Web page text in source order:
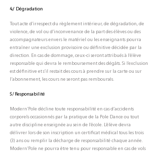
4/ Dégradation
Tout acte d’irrespect du règlement intérieur, de dégradation, de
violence, de vol ou d’inconvenance de la part des élèves ou des
accompagnateurs envers le matériel ou les enseignants pourra
entraîner une exclusion provisoire ou définitive décidée par la
direction. En cas de dommage, ceux-ci seront attribués à l’élève
responsable qui devra le remboursement des dégâts. Si l’exclusion
est définitive et s’il restait des cours à prendre sur la carte ou sur
l’abonnement, les cours ne seront pas remboursés.
5/ Responsabilité
Modern’Pole décline toute responsabilité en cas d’accidents
corporels occasionnés par la pratique de la Pole Dance ou tout
autre discipline enseignée au sein de l’école. L’élève devra
délivrer lors de son inscription un certificat médical tous les trois
(3) ans ou remplir la décharge de responsabilité chaque année.
Modern’Pole ne pourra être tenu pour responsable en cas de vols